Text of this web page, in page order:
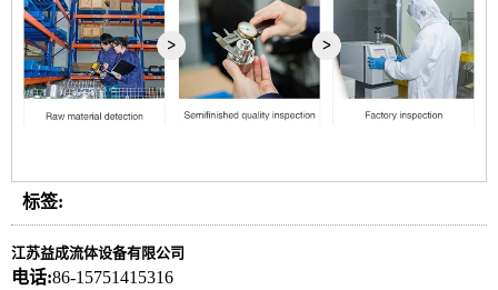
标签:
江苏益成流体设备有限公司
电话:86-15751415316